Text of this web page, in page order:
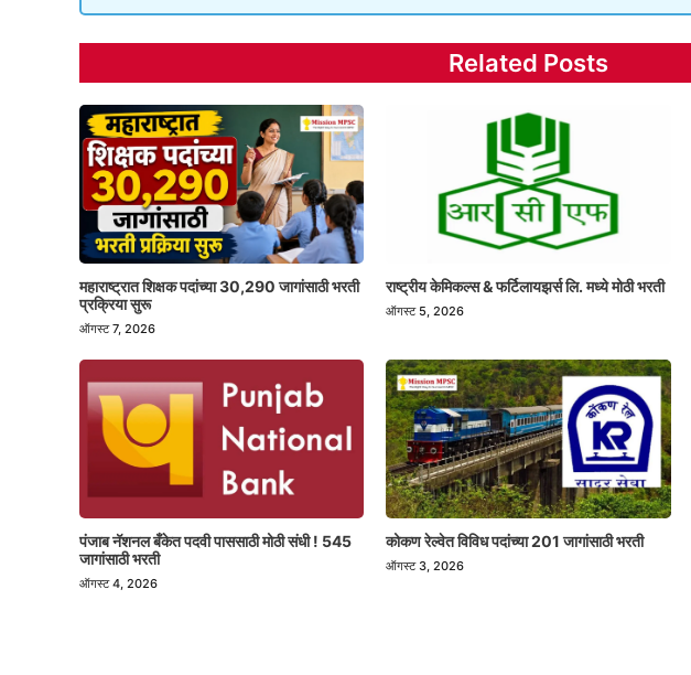
Related Posts
महाराष्ट्रात शिक्षक पदांच्या 30,290 जागांसाठी भरती
प्रक्रिया सुरू
ऑगस्ट 7, 2026
राष्ट्रीय केमिकल्स & फर्टिलायझर्स लि. मध्ये मोठी भरती
ऑगस्ट 5, 2026
पंजाब नॅशनल बँकेत पदवी पाससाठी मोठी संधी ! 545
जागांसाठी भरती
ऑगस्ट 4, 2026
कोकण रेल्वेत विविध पदांच्या 201 जागांसाठी भरती
ऑगस्ट 3, 2026